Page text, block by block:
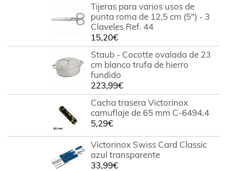
Tijeras para varios usos de
punta roma de 12,5 cm (5") - 3
Claveles Ref. 44
15,20€
Staub - Cocotte ovalada de 23
cm blanco trufa de hierro
fundido
223,99€
Cacha trasera Victorinox
camuflaje de 65 mm C-6494.4
5,29€
Victorinox Swiss Card Classic
azul transparente
33,99€